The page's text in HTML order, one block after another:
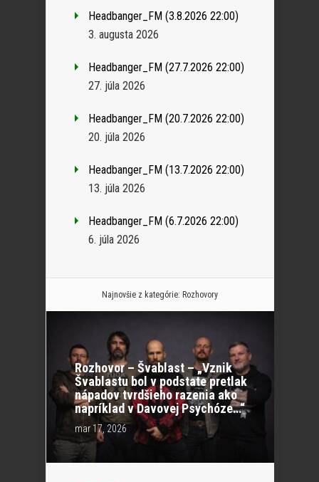
Headbanger_FM (3.8.2026 22:00)
3. augusta 2026
Headbanger_FM (27.7.2026 22:00)
27. júla 2026
Headbanger_FM (20.7.2026 22:00)
20. júla 2026
Headbanger_FM (13.7.2026 22:00)
13. júla 2026
Headbanger_FM (6.7.2026 22:00)
6. júla 2026
Najnovšie z kategórie: Rozhovory
Rozhovor – Švablast – „Vznik
Švablastu bol v podstate pretlak
nápadov tvrdšieho razenia ako
napríklad v Davovej Psychóze…“
mar 17, 2026